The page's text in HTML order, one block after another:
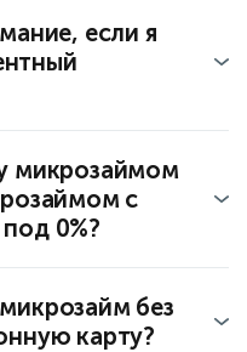
если я
микрозаймом
с
0%?
без
карту?